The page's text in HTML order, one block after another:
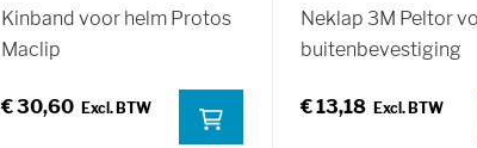
Kinband voor helm Protos
Maclip
€ 30,60
Neklap 3M Peltor
buitenbevestiging
€ 13,18